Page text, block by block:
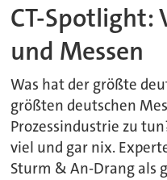
CT-Spotlight:
und Messen
Was hat der größte
größten deutschen
Prozessindustrie zu
viel und gar nix.
Sturm & An-Drang als